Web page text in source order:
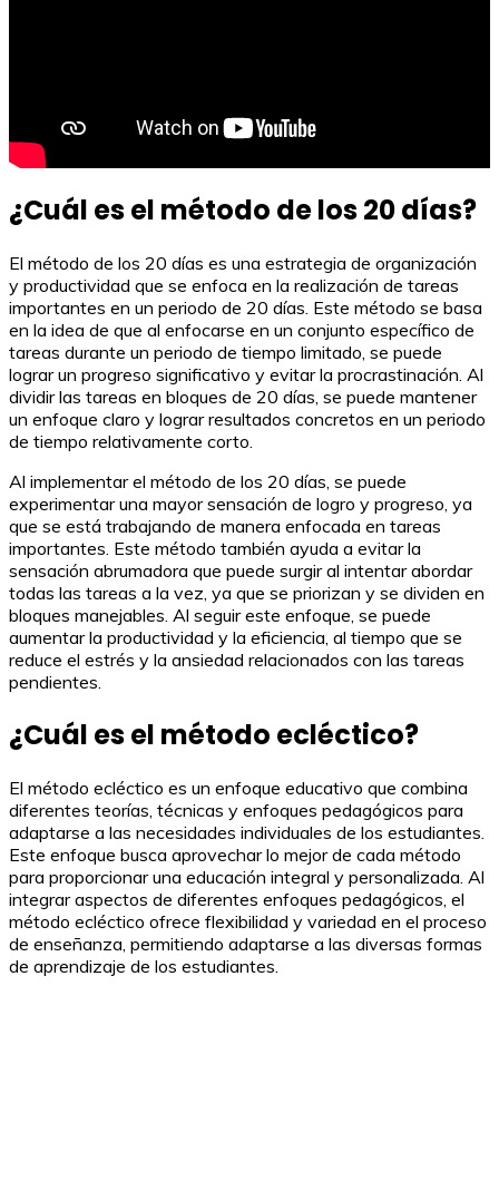
¿Cuál es el método de los 20 días?
El método de los 20 días es una estrategia de organización
y productividad que se enfoca en la realización de tareas
importantes en un periodo de 20 días. Este método se basa
en la idea de que al enfocarse en un conjunto específico de
tareas durante un periodo de tiempo limitado, se puede
lograr un progreso significativo y evitar la procrastinación. Al
dividir las tareas en bloques de 20 días, se puede mantener
un enfoque claro y lograr resultados concretos en un periodo
de tiempo relativamente corto.
Al implementar el método de los 20 días, se puede
experimentar una mayor sensación de logro y progreso, ya
que se está trabajando de manera enfocada en tareas
importantes. Este método también ayuda a evitar la
sensación abrumadora que puede surgir al intentar abordar
todas las tareas a la vez, ya que se priorizan y se dividen en
bloques manejables. Al seguir este enfoque, se puede
aumentar la productividad y la eficiencia, al tiempo que se
reduce el estrés y la ansiedad relacionados con las tareas
pendientes.
¿Cuál es el método ecléctico?
El método ecléctico es un enfoque educativo que combina
diferentes teorías, técnicas y enfoques pedagógicos para
adaptarse a las necesidades individuales de los estudiantes.
Este enfoque busca aprovechar lo mejor de cada método
para proporcionar una educación integral y personalizada. Al
integrar aspectos de diferentes enfoques pedagógicos, el
método ecléctico ofrece flexibilidad y variedad en el proceso
de enseñanza, permitiendo adaptarse a las diversas formas
de aprendizaje de los estudiantes.